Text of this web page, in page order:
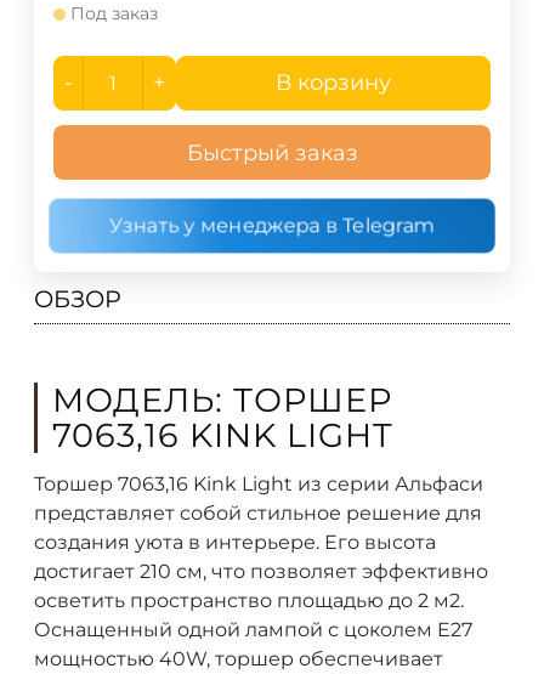
Под заказ
- + В корзину
Быстрый заказ
Узнать у менеджера в Telegram
ОБЗОР
МОДЕЛЬ: ТОРШЕР
7063,16 KINK LIGHT
Торшер 7063,16 Kink Light из серии Альфаси
представляет собой стильное решение для
создания уюта в интерьере. Его высота
достигает 210 см, что позволяет эффективно
осветить пространство площадью до 2 м2.
Оснащенный одной лампой с цоколем E27
мощностью 40W, торшер обеспечивает